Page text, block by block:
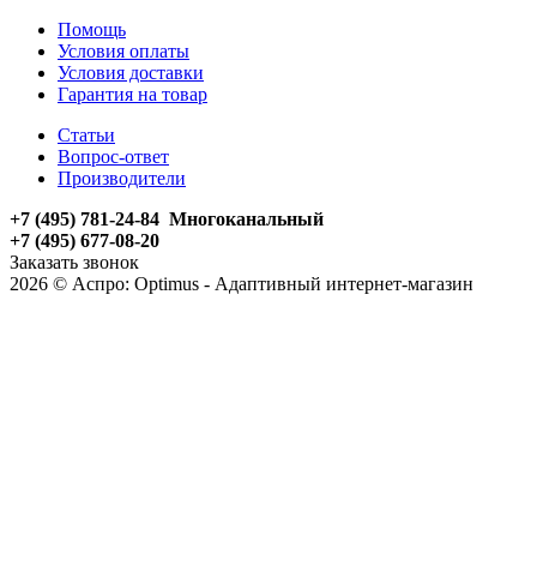
Помощь
Условия оплаты
Условия доставки
Гарантия на товар
Статьи
Вопрос-ответ
Производители
+7 (495) 781-24-84 Многоканальный
+7 (495) 677-08-20
Заказать звонок
2026 © Аспро: Optimus - Адаптивный интернет-магазин